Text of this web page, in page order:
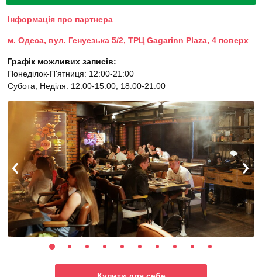
Інформація про партнера
м. Одеса, вул. Генуезька 5/2, ТРЦ Gagarinn Plaza, 4 поверх
Графік можливих записів:
Понеділок-П'ятниця: 12:00-21:00
Субота, Неділя: 12:00-15:00, 18:00-21:00